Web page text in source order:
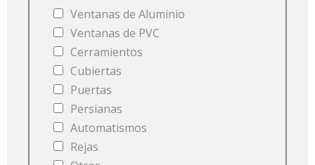
Ventanas de Aluminio
Ventanas de PVC
Cerramientos
Cubiertas
Puertas
Persianas
Automatismos
Rejas